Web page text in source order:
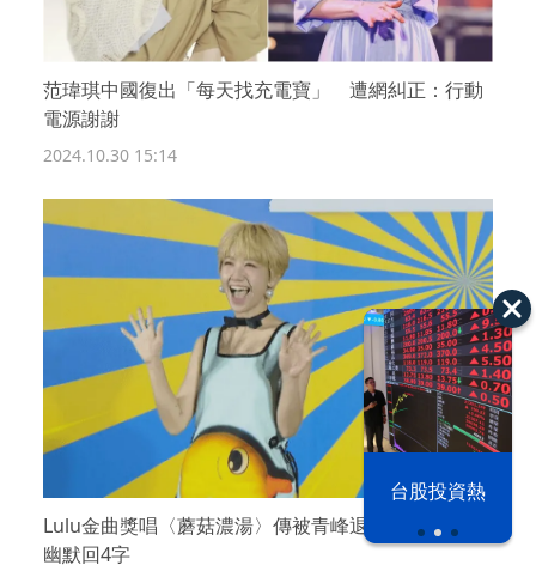
漢光42演習 台股投資熱
范瑋琪中國復出「每天找充電寶」 遭網糾正：行動
電源謝謝
2024.10.30 15:14
Lulu金曲獎唱〈蘑菇濃湯〉傳被青峰退追 她首露面
幽默回4字